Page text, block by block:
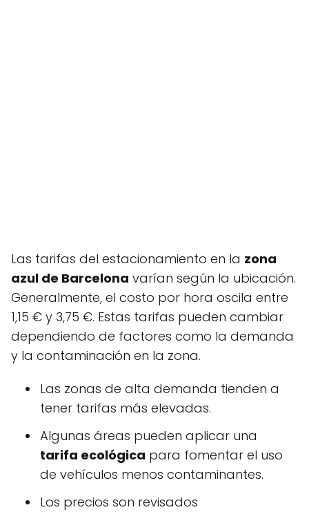
Las tarifas del estacionamiento en la zona
azul de Barcelona varían según la ubicación.
Generalmente, el costo por hora oscila entre
1,15 € y 3,75 €. Estas tarifas pueden cambiar
dependiendo de factores como la demanda
y la contaminación en la zona.
Las zonas de alta demanda tienden a
tener tarifas más elevadas.
Algunas áreas pueden aplicar una
tarifa ecológica para fomentar el uso
de vehículos menos contaminantes.
Los precios son revisados